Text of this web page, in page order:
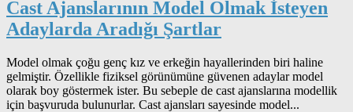
Cast Ajanslarının Model Olmak İsteyen
Adaylarda Aradığı Şartlar
Model olmak çoğu genç kız ve erkeğin hayallerinden biri haline
gelmiştir. Özellikle fiziksel görünümüne güvenen adaylar model
olarak boy göstermek ister. Bu sebeple de cast ajanslarına modellik
için başvuruda bulunurlar. Cast ajansları sayesinde model...